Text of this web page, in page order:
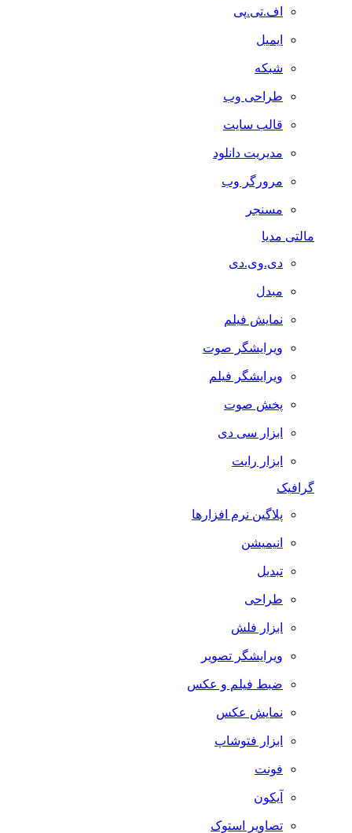
اف.تی.پی
ایمیل
شبکه
طراحی وب
قالب سایت
مدیریت دانلود
مرورگر وب
مسنجر
مالتی مدیا
دی.وی.دی
مبدل
نمایش فیلم
ویرایشگر صوت
ویرایشگر فیلم
پخش صوت
ابزار سی دی
ابزار رایت
گرافیک
پلاگین نرم افزارها
انیمیشن
تبدیل
طراحی
ابزار فلش
ویرایشگر تصویر
ضبط فيلم و عكس
نمایش عکس
ابزار فتوشاپ
فونت
آیکون
تصاویر استوک